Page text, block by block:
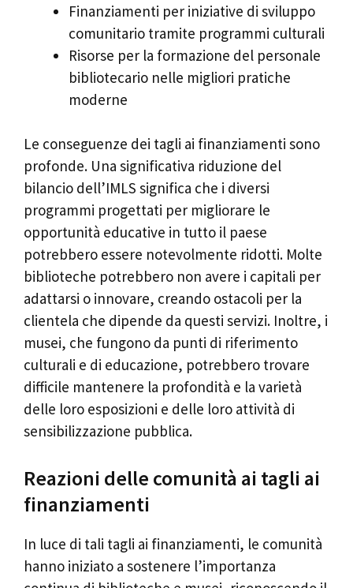
Finanziamenti per iniziative di sviluppo
comunitario tramite programmi culturali
Risorse per la formazione del personale
bibliotecario nelle migliori pratiche
moderne
Le conseguenze dei tagli ai finanziamenti sono
profonde. Una significativa riduzione del
bilancio dell’IMLS significa che i diversi
programmi progettati per migliorare le
opportunità educative in tutto il paese
potrebbero essere notevolmente ridotti. Molte
biblioteche potrebbero non avere i capitali per
adattarsi o innovare, creando ostacoli per la
clientela che dipende da questi servizi. Inoltre, i
musei, che fungono da punti di riferimento
culturali e di educazione, potrebbero trovare
difficile mantenere la profondità e la varietà
delle loro esposizioni e delle loro attività di
sensibilizzazione pubblica.
Reazioni delle comunità ai tagli ai
finanziamenti
In luce di tali tagli ai finanziamenti, le comunità
hanno iniziato a sostenere l’importanza